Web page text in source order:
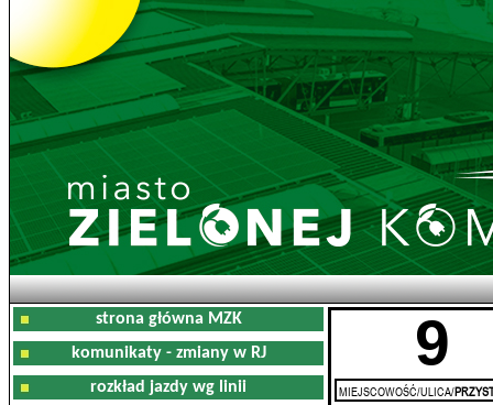
strona główna MZK
komunikaty - zmiany w RJ
rozkład jazdy wg linii
9
MIEJSCOWOŚĆ/ULICA/